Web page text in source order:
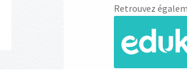
Retrouvez